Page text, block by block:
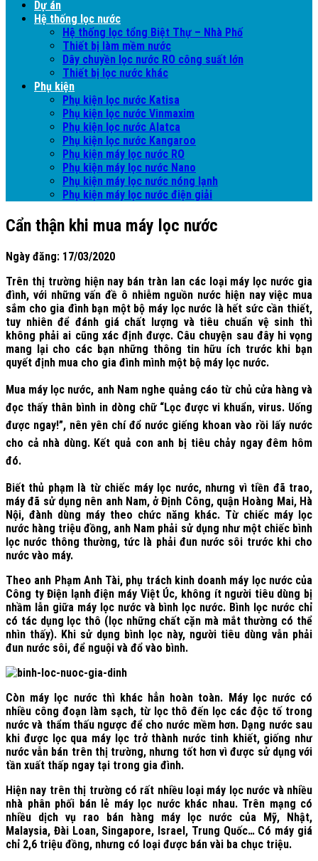
Dự án
Hệ thống lọc nước
Hệ thống lọc tổng Biệt Thự – Nhà Phố
Thiết bị làm mềm nước
Dây chuyền lọc nước RO công suất lớn
Thiết bị lọc nước khác
Phụ kiện
Phụ kiện lọc nước Katisa
Phụ kiện lọc nước Vinmaxim
Phụ kiện lọc nước Alatca
Phụ kiện lọc nước Kangaroo
Phụ kiện máy lọc nước RO
Phụ kiện máy lọc nước Nano
Phụ kiện máy lọc nước nóng lạnh
Phụ kiện máy lọc nước điện giải
Cẩn thận khi mua máy lọc nước
Ngày đăng: 17/03/2020
Trên thị trường hiện nay bán tràn lan các loại máy lọc nước gia
đình, với những vấn đề ô nhiễm nguồn nước hiện nay việc mua
sắm cho gia đình bạn một bộ máy lọc nước là hết sức cần thiết,
tuy nhiên để đánh giá chất lượng và tiêu chuẩn vệ sinh thì
không phải ai cũng xác định được. Câu chuyện sau đây hi vọng
mang lại cho các bạn những thông tin hữu ích trước khi bạn
quyết định mua cho gia đình mình một bộ máy lọc nước.
Mua máy lọc nước, anh Nam nghe quảng cáo từ chủ cửa hàng và
đọc thấy thân bình in dòng chữ “Lọc được vi khuẩn, virus. Uống
được ngay!”, nên yên chí đổ nước giếng khoan vào rồi lấy nước
cho cả nhà dùng. Kết quả con anh bị tiêu chảy ngay đêm hôm
đó.
Biết thủ phạm là từ chiếc máy lọc nước, nhưng vì tiền đã trao,
máy đã sử dụng nên anh Nam, ở Định Công, quận Hoàng Mai, Hà
Nội, đành dùng máy theo chức năng khác. Từ chiếc máy lọc
nước hàng triệu đồng, anh Nam phải sử dụng như một chiếc bình
lọc nước thông thường, tức là phải đun nước sôi trước khi cho
nước vào máy.
Theo anh Phạm Anh Tài, phụ trách kinh doanh máy lọc nước của
Công ty Điện lạnh điện máy Việt Úc, không ít người tiêu dùng bị
nhầm lẫn giữa máy lọc nước và bình lọc nước. Bình lọc nước chỉ
có tác dụng lọc thô (lọc những chất cặn mà mắt thường có thể
nhìn thấy). Khi sử dụng bình lọc này, người tiêu dùng vẫn phải
đun nước sôi, để nguội và đổ vào bình.
Còn máy lọc nước thì khác hẳn hoàn toàn. Máy lọc nước có
nhiều công đoạn làm sạch, từ lọc thô đến lọc các độc tố trong
nước và thẩm thấu ngược để cho nước mềm hơn. Dạng nước sau
khi được lọc qua máy lọc trở thành nước tinh khiết, giống như
nước vẫn bán trên thị trường, nhưng tốt hơn vì được sử dụng với
tần xuất thấp ngay tại trong gia đình.
Hiện nay trên thị trường có rất nhiều loại máy lọc nước và nhiều
nhà phân phối bán lẻ máy lọc nước khác nhau. Trên mạng có
nhiều dịch vụ rao bán hàng máy lọc nước của Mỹ, Nhật,
Malaysia, Đài Loan, Singapore, Israel, Trung Quốc… Có máy giá
chỉ 2,6 triệu đồng, nhưng có loại được bán vài ba chục triệu.